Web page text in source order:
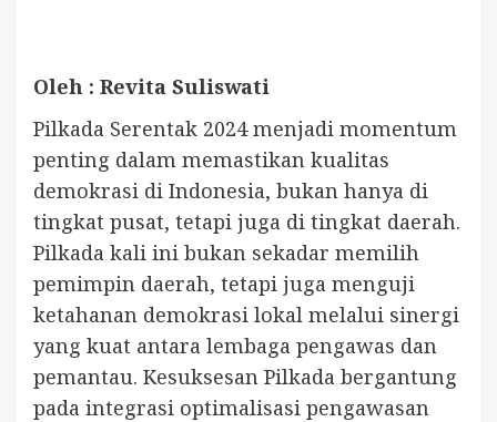
Oleh : Revita Suliswati
Pilkada Serentak 2024 menjadi momentum
penting dalam memastikan kualitas
demokrasi di Indonesia, bukan hanya di
tingkat pusat, tetapi juga di tingkat daerah.
Pilkada kali ini bukan sekadar memilih
pemimpin daerah, tetapi juga menguji
ketahanan demokrasi lokal melalui sinergi
yang kuat antara lembaga pengawas dan
pemantau. Kesuksesan Pilkada bergantung
pada integrasi optimalisasi pengawasan